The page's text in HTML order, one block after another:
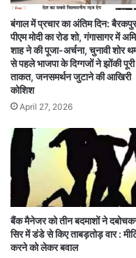
बंगाल में प्रचार का अंतिम दिन:
पीएम मोदी का रोड शो, गंगासागर में
शाह ने की पूजा-अर्चना, चुनावी शोर
से पहले भाजपा के दिग्गजों ने झोंकी पूरी
ताकत, जनसमर्थन जुटाने की आखिरी
कोशिश
April 27, 2026
बैंक मैनेजर को तीन बदमाशों ने
सिर में डंडे से किए ताबड़तोड़ वार :
करने को लेकर बवाल